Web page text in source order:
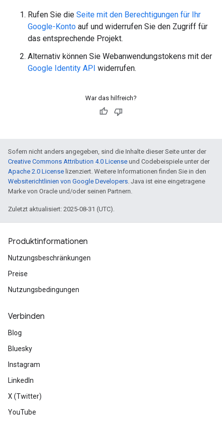
Rufen Sie die Seite mit den Berechtigungen für Ihr
Google-Konto auf und widerrufen Sie den Zugriff für
das entsprechende Projekt.
Alternativ können Sie Webanwendungstokens mit der
Google Identity API widerrufen.
War das hilfreich?
Sofern nicht anders angegeben, sind die Inhalte dieser Seite unter der
Creative Commons Attribution 4.0 License und Codebeispiele unter der
Apache 2.0 License lizenziert. Weitere Informationen finden Sie in den
Websiterichtlinien von Google Developers. Java ist eine eingetragene
Marke von Oracle und/oder seinen Partnern.
Zuletzt aktualisiert: 2025-08-31 (UTC).
Produktinformationen
Nutzungsbeschränkungen
Preise
Nutzungsbedingungen
Verbinden
Blog
Bluesky
Instagram
LinkedIn
X (Twitter)
YouTube